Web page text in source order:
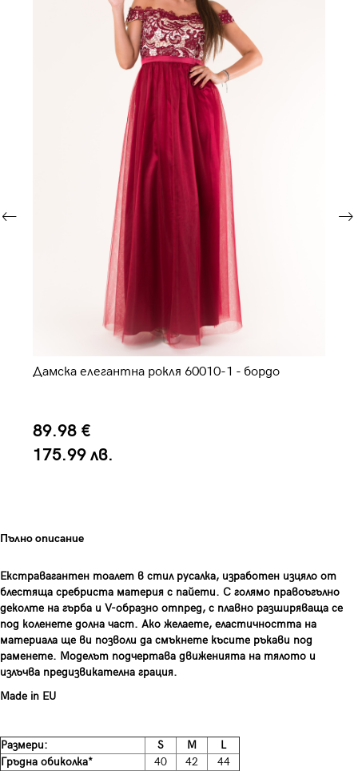
Дамска елегантна рокля 60010-1 - бордо
89.98 €
175.99 лв.
Пълно описание
Екстравагантен тоалет в стил русалка, изработен изцяло от
блестяща сребриста материя с пайети. С голямо правоъгълно
деколте на гърба и V-образно отпред, с плавно разширяваща се
под коленете долна част. Ако желаете, еластичността на
материала ще ви позволи да смъкнете късите ръкави под
раменете. Моделът подчертава движенията на тялото и
излъчва предизвикателна грация.
Made in EU
Размери: S M
L
Гръдна обиколка*
40 42
44